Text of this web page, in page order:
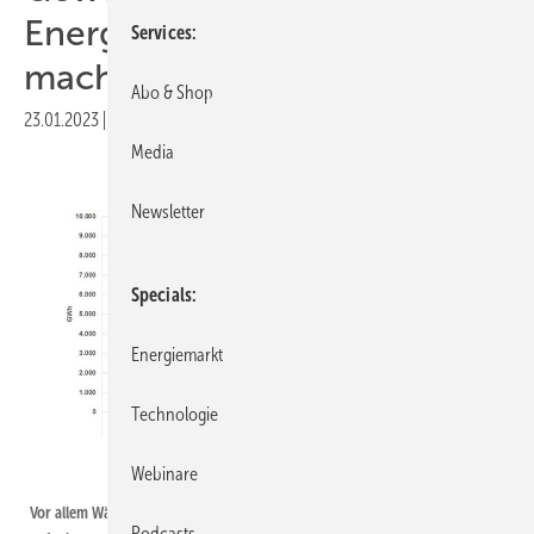
Energiewende nutzbar
machen
23.01.2023
Vor allem Wärmepumpen können jede Menge überschüssigen Ökostrom
Services
Abo & Shop
Media
Newsletter
Specials
Energiemarkt
Technologie
Webinare